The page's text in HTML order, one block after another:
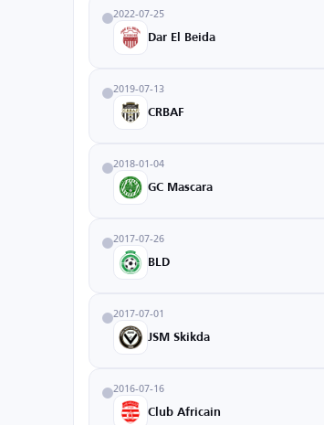
2022-07-25
Dar El Beida
2019-07-13
CRBAF
2018-01-04
GC Mascara
2017-07-26
BLD
2017-07-01
JSM Skikda
2016-07-16
Club Africain